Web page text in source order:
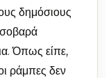
δημόσιους
Όπως είπε,
ράμπες δεν